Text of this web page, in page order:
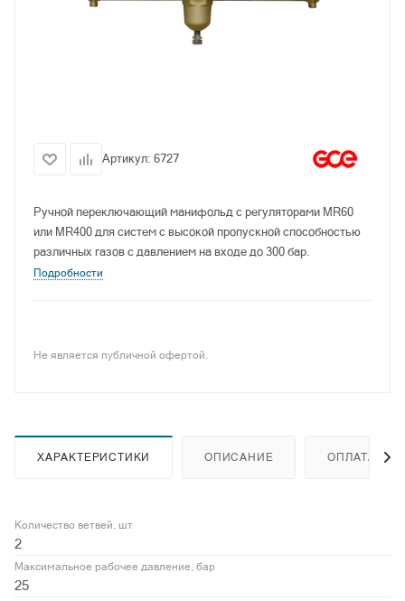
Артикул: 6727
Ручной переключающий манифольд с регуляторами MR60
или MR400 для систем с высокой пропускной способностью
различных газов с давлением на входе до 300 бар.
Подробности
Не является публичной офертой.
ХАРАКТЕРИСТИКИ ОПИСАНИЕ ОПЛАТА
Количество ветвей, шт
2
Максимальное рабочее давление, бар
25